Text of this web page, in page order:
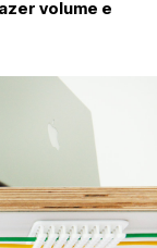
volume e